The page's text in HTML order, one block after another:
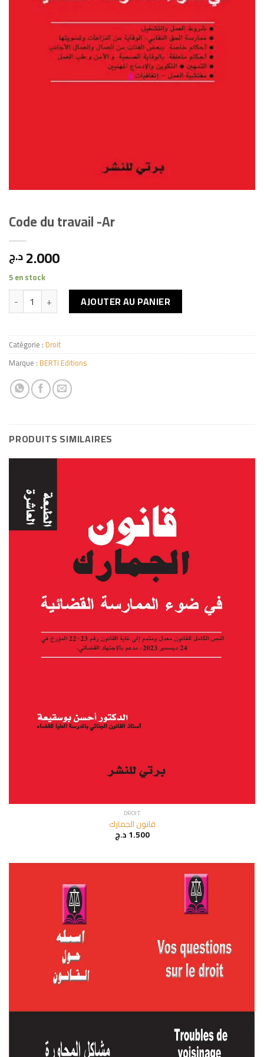
Code du travail -Ar
2.000د.ج
5 en stock
quantité de Code du travail -Ar
AJOUTER AU PANIER
Catégorie : Droit
Marque : BERTI Editions
PRODUITS SIMILAIRES
DROIT
قانون الجمارك
1.500د.ج